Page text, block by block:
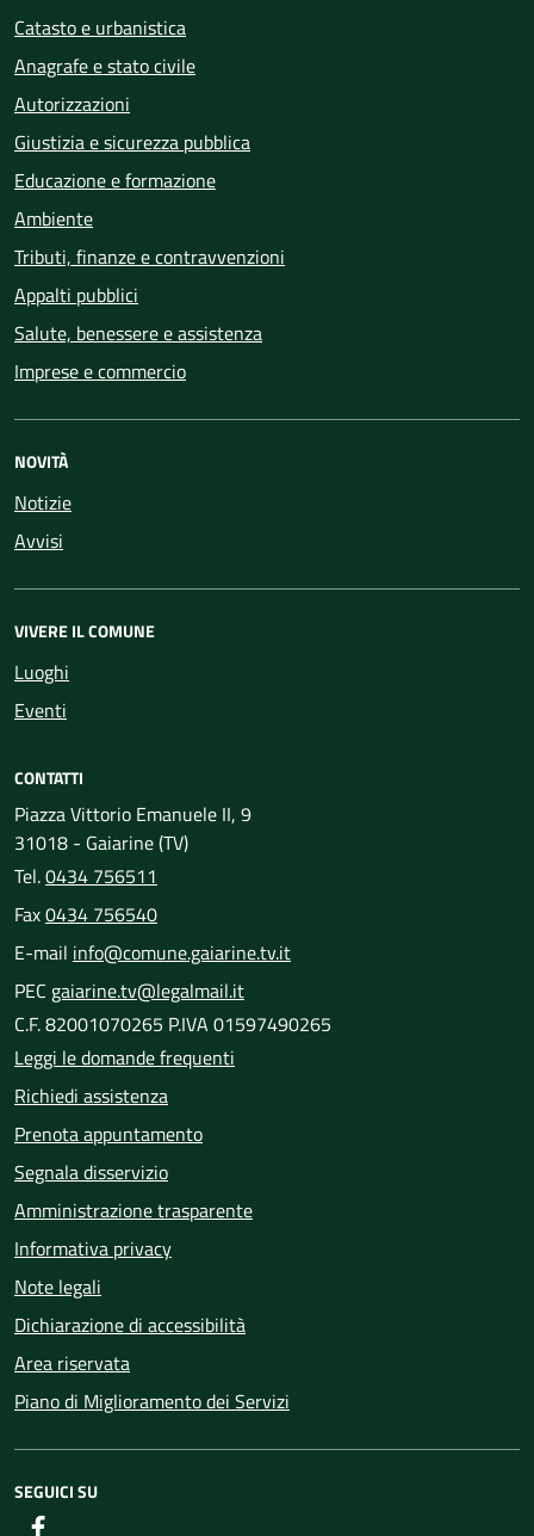
Catasto e urbanistica
Anagrafe e stato civile
Autorizzazioni
Giustizia e sicurezza pubblica
Educazione e formazione
Ambiente
Tributi, finanze e contravvenzioni
Appalti pubblici
Salute, benessere e assistenza
Imprese e commercio
NOVITÀ
Notizie
Avvisi
VIVERE IL COMUNE
Luoghi
Eventi
CONTATTI
Piazza Vittorio Emanuele II, 9
31018 - Gaiarine (TV)
Tel.0434 756511
Fax0434 756540
E-mail info@comune.gaiarine.tv.it
PEC gaiarine.tv@legalmail.it
C.F. 82001070265 P.IVA 01597490265
Leggi le domande frequenti
Richiedi assistenza
Prenota appuntamento
Segnala disservizio
Amministrazione trasparente
Informativa privacy
Note legali
Dichiarazione di accessibilità
Area riservata
Piano di Miglioramento dei Servizi
SEGUICI SU